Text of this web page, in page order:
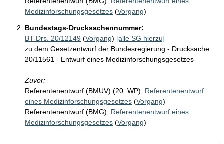
Medizinforschungsgesetzes (Vorgang)
Bundestags-Drucksachennummer:
BT-Drs. 20/12149 (Vorgang) [alle SG hierzu]
zu dem Gesetzentwurf der Bundesregierung - Drucksache
20/11561 - Entwurf eines Medizinforschungsgesetzes
Zuvor:
Referentenentwurf (BMUV) (20. WP): Referentenentwurf
eines Medizinforschungsgesetzes (Vorgang)
Referentenentwurf (BMG): Referentenentwurf eines
Medizinforschungsgesetzes (Vorgang)